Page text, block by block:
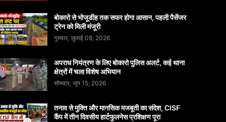
बोकारो से भोजूडीह तक सफर होगा आसान, पहली पैसेंजर
ट्रेन को मिली मंजूरी
गुरुवार, जुलाई 09, 2026
अपराध नियंत्रण के लिए बोकारो पुलिस अलर्ट, कई थाना
क्षेत्रों में चला विशेष अभियान
सोमवार, जून 15, 2026
तनाव से मुक्ति और मानसिक मजबूती का संदेश, CISF
कैंप में तीन दिवसीय हार्टफुलनेस प्रशिक्षण पूरा